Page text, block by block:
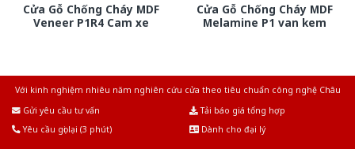
Cửa Gỗ Chống Cháy MDF
Veneer P1R4 Cam xe
Cửa Gỗ Chống Cháy MDF
Melamine P1 van kem
Với kinh nghiệm nhiêu năm nghiên cứu cửa theo tiêu chuẩn công nghệ Châu
Gửi yêu cầu tư vấn
Tải báo giá tổng hợp
Yêu cầu gọi lại (3 phút)
Dành cho đại lý